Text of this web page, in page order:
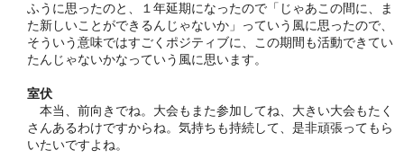
ふうに思ったのと、１年延期になったので「じゃあこの間に、ま
た新しいことができるんじゃないか」っていう風に思ったので、
そういう意味ではすごくポジティブに、この期間も活動できてい
たんじゃないかなっていう風に思います。
室伏
本当、前向きでね。大会もまた参加してね、大きい大会もたく
さんあるわけですからね。気持ちも持続して、是非頑張ってもら
いたいですよね。